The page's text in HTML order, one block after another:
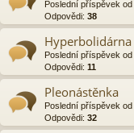
Poslední příspěvek od
Odpovědi: 38
Hyperbolidárna
Poslední příspěvek od
Odpovědi: 11
Pleonástěnka
Poslední příspěvek od
Odpovědi: 32